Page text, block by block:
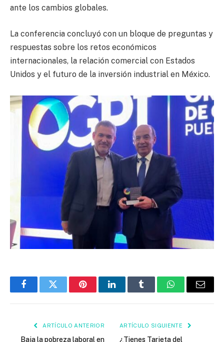
ante los cambios globales.
La conferencia concluyó con un bloque de preguntas y
respuestas sobre los retos económicos
internacionales, la relación comercial con Estados
Unidos y el futuro de la inversión industrial en México.
FacebookTwitter PinterestLinkedInTumblr WhatsAppEmail
ARTÍCULO ANTERIOR
Baja la pobreza laboral en
ARTÍCULO SIGUIENTE
¿Tienes Tarjeta del